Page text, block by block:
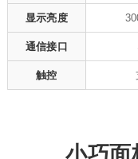
显示亮度
通信接口
触控
小巧面